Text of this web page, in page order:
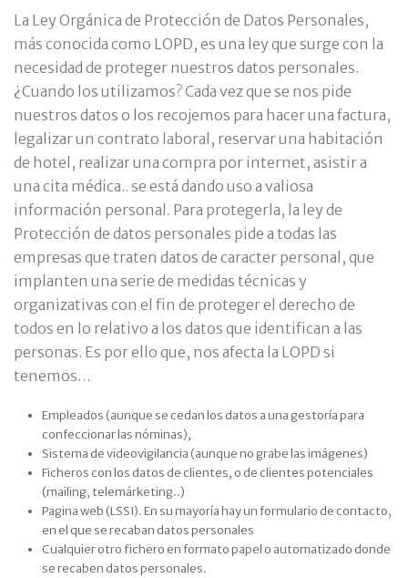
La Ley Orgánica de Protección de Datos Personales,
más conocida como LOPD, es una ley que surge con la
necesidad de proteger nuestros datos personales.
¿Cuando los utilizamos? Cada vez que se nos pide
nuestros datos o los recojemos para hacer una factura,
legalizar un contrato laboral, reservar una habitación
de hotel, realizar una compra por internet, asistir a
una cita médica.. se está dando uso a valiosa
información personal. Para protegerla, la ley de
Protección de datos personales pide a todas las
empresas que traten datos de caracter personal, que
implanten una serie de medidas técnicas y
organizativas con el fin de proteger el derecho de
todos en lo relativo a los datos que identifican a las
personas. Es por ello que, nos afecta la LOPD si
tenemos…
Empleados (aunque se cedan los datos a una gestoría para
confeccionar las nóminas),
Sistema de videovigilancia (aunque no grabe las imágenes)
Ficheros con los datos de clientes, o de clientes potenciales
(mailing, telemárketing..)
Pagina web (LSSI). En su mayoría hay un formulario de contacto,
en el que se recaban datos personales
Cualquier otro fichero en formato papel o automatizado donde
se recaben datos personales.